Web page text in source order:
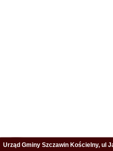
Urząd Gminy Szczawin Kościelny, ul